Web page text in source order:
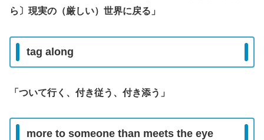
ら〕現実の（厳しい）世界に戻る」
tag along
「ついて行く、付き従う、付き添う」
more to someone than meets the eye